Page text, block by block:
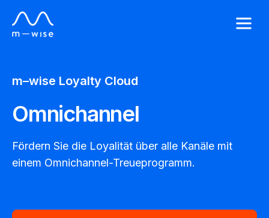
m–wise Loyalty Cloud
Omnichannel
Fördern Sie die Loyalität über alle Kanäle mit
einem Omnichannel-Treueprogramm.